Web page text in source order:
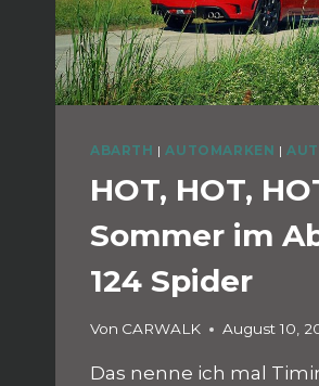
ABARTH | AUTOMARKEN |
HOT, HOT,
Sommer im
124 Spider
Von CARWALK August 10,
Das nenne ich mal